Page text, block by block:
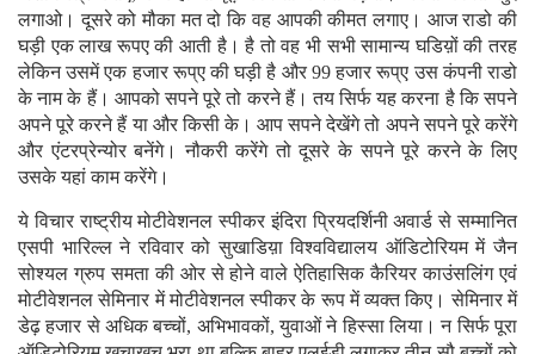
लगाओ। दूसरे को मौका मत दो कि वह आपकी कीमत लगाए। आज राडो की
घड़ी एक लाख रूपए की आती है। है तो वह भी सभी सामान्य घडिय़ों की तरह
लेकिन उसमें एक हजार रूप्ए की घड़ी है और 99 हजार रूप्ए उस कंपनी राडो
के नाम के हैं। आपको सपने पूरे तो करने हैं। तय सिर्फ यह करना है कि सपने
अपने पूरे करने हैं या और किसी के। आप सपने देखेंगे तो अपने सपने पूरे करेंगे
और एंटरप्रेन्योर बनेंगे। नौकरी करेंगे तो दूसरे के सपने पूरे करने के लिए
उसके यहां काम करेंगे।
ये विचार राष्ट्रीय मोटीवेशनल स्पीकर इंदिरा प्रियदर्शिनी अवार्ड से सम्मानित
एसपी भारिल्ल ने रविवार को सुखाडिय़ा विश्वविद्यालय ऑडिटोरियम में जैन
सोश्यल ग्रुप समता की ओर से होने वाले ऐतिहासिक कैरियर काउंसलिंग एवं
मोटीवेशनल सेमिनार में मोटीवेशनल स्पीकर के रूप में व्यक्त किए। सेमिनार में
डेढ़ हजार से अधिक बच्चों, अभिभावकों, युवाओं ने हिस्सा लिया। न सिर्फ पूरा